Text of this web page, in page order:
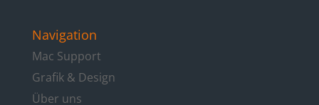
Navigation
Mac Support
Grafik & Design
Über uns